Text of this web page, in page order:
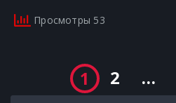
Просмотры 53
1 2 …